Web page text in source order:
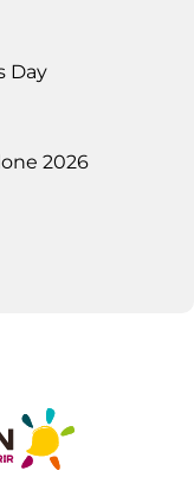
Day
2026